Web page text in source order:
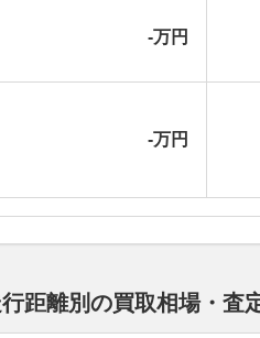
-万円
-万円
距離別の買取相場・査